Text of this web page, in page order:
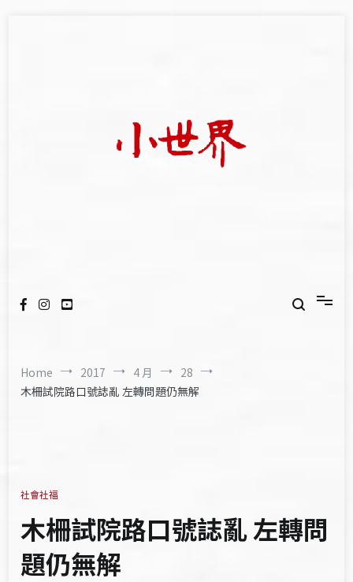
Home 2017 4 月
28
木柵試院路口號誌亂 左轉問題仍無解
社會社福
木柵試院路口號誌亂 左轉問
題仍無解